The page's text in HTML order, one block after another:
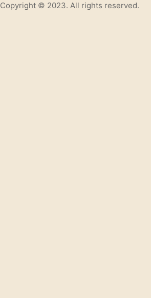
Copyright © 2023. All rights reserved.